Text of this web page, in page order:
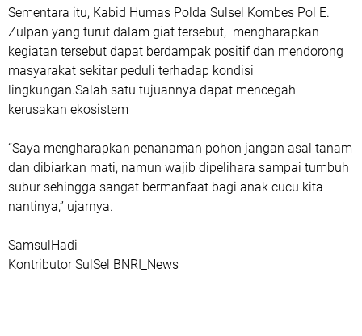
Sementara itu, Kabid Humas Polda Sulsel Kombes Pol E.
Zulpan yang turut dalam giat tersebut, mengharapkan
kegiatan tersebut dapat berdampak positif dan mendorong
masyarakat sekitar peduli terhadap kondisi
lingkungan.Salah satu tujuannya dapat mencegah
kerusakan ekosistem
“Saya mengharapkan penanaman pohon jangan asal tanam
dan dibiarkan mati, namun wajib dipelihara sampai tumbuh
subur sehingga sangat bermanfaat bagi anak cucu kita
nantinya,” ujarnya.
SamsulHadi
Kontributor SulSel BNRI_News